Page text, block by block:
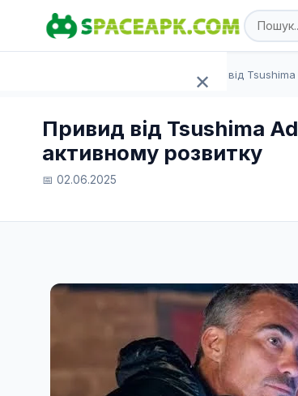
✕
Головна
Ігри
Статті
Привид від
Привид від Tsushima
активному розвитку
📅 02.06.2025